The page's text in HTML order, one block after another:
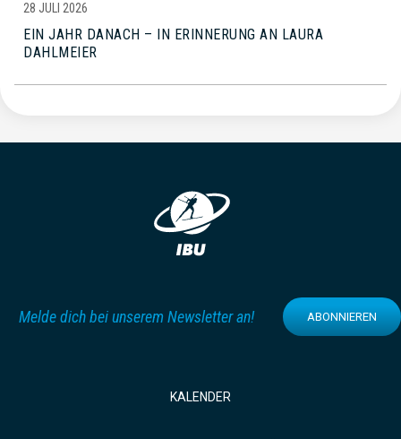
28 JULI 2026
EIN JAHR DANACH – IN ERINNERUNG AN LAURA
DAHLMEIER
Melde dich bei unserem Newsletter an! ABONNIEREN
KALENDER